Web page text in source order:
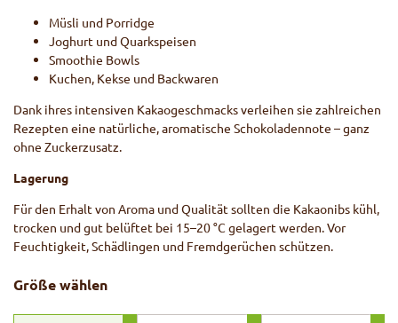
Müsli und Porridge
Joghurt und Quarkspeisen
Smoothie Bowls
Kuchen, Kekse und Backwaren
Dank ihres intensiven Kakaogeschmacks verleihen sie zahlreichen
Rezepten eine natürliche, aromatische Schokoladennote – ganz
ohne Zuckerzusatz.
Lagerung
Für den Erhalt von Aroma und Qualität sollten die Kakaonibs kühl,
trocken und gut belüftet bei 15–20 °C gelagert werden. Vor
Feuchtigkeit, Schädlingen und Fremdgerüchen schützen.
Größe wählen